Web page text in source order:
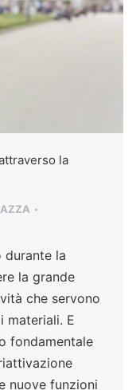
la
la
la grande
che servono
materiali. E
fondamentale
nuove funzioni